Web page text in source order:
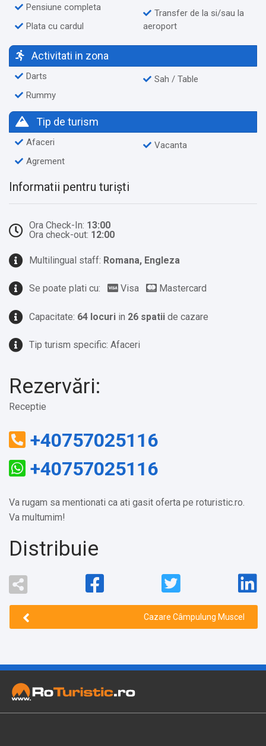
Pensiune completa
Plata cu cardul
Transfer de la si/sau la
aeroport
Activitati in zona
Darts
Rummy
Sah / Table
Tip de turism
Afaceri
Agrement
Vacanta
Informatii pentru turiști
Ora Check-In: 13:00
Ora check-out: 12:00
Multilingual staff: Romana, Engleza
Se poate plati cu: Visa Mastercard
Capacitate: 64 locuri in 26 spatii de cazare
Tip turism specific: Afaceri
Rezervări:
Receptie
+40757025116
+40757025116
Va rugam sa mentionati ca ati gasit oferta pe roturistic.ro.
Va multumim!
Distribuie
Cazare Câmpulung Muscel